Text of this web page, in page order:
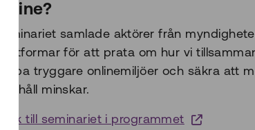
online?
Seminariet samlade aktörer från
plattformar för att prata om hur vi
skapa tryggare onlinemiljöer och säkra att
innehåll minskar.
Länk till seminariet i programmet